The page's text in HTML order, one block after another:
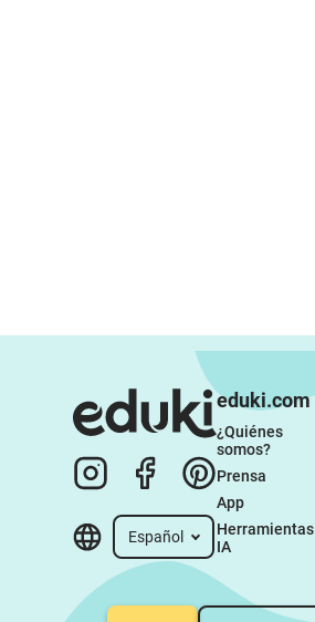
Español
eduki.com
¿Quiénes
somos?
Prensa
App
Herramientas
IA